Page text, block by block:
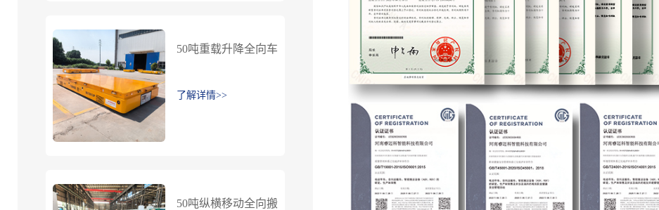
50吨重载升降全向车
了解详情>>
50吨纵横移动全向搬